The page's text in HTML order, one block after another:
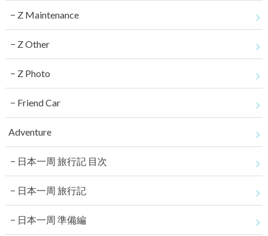
Z Maintenance
Z Other
Z Photo
Friend Car
Adventure
日本一周 旅行記 目次
日本一周 旅行記
日本一周 準備編